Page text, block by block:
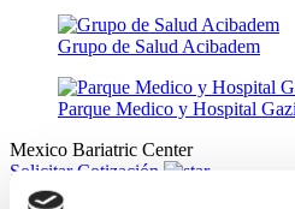
Grupo de Salud Acibadem
Parque Medico y Hospital
Mexico Bariatric Center
Solicitar Cotización
Flymedi